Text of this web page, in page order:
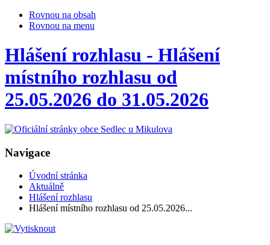
Rovnou na obsah
Rovnou na menu
Hlášení rozhlasu - Hlášení
místního rozhlasu od
25.05.2026 do 31.05.2026
Navigace
Úvodní stránka
Aktuálně
Hlášení rozhlasu
Hlášení místního rozhlasu od 25.05.2026...